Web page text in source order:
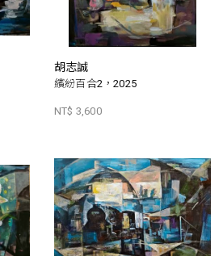
胡志誠
繽紛百合2，2025
NT$ 3,600